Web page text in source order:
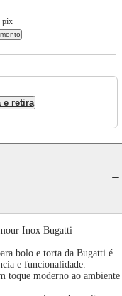
pix
e retira
Inox Bugatti
bolo e torta da Bugatti é
e funcionalidade.
toque moderno ao ambiente